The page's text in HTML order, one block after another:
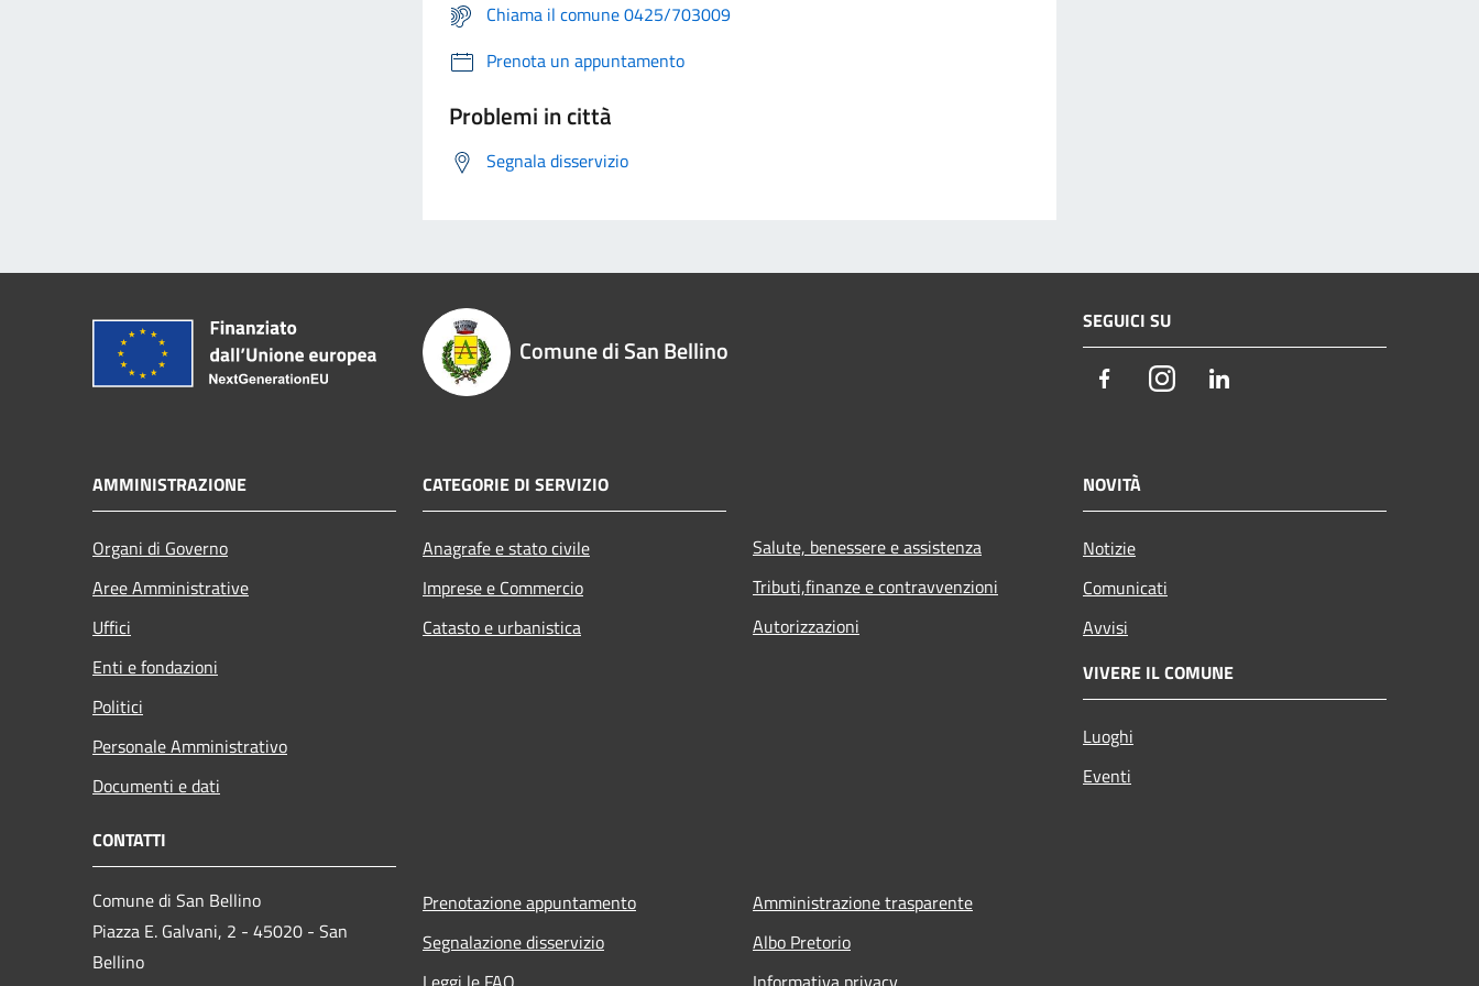
Chiama il comune 0425/703009
Prenota un appuntamento
Problemi in città
Segnala disservizio
Comune di San Bellino
SEGUICI SU
FacebookInstagram
AMMINISTRAZIONE
Organi di Governo
Aree Amministrative
Uffici
Enti e fondazioni
Politici
Personale Amministrativo
Documenti e dati
CATEGORIE DI SERVIZIO
Anagrafe e stato civile
Imprese e Commercio
Catasto e urbanistica
Salute, benessere e assistenza
Tributi,finanze e contravvenzioni
Autorizzazioni
NOVITÀ
Notizie
Comunicati
Avvisi
VIVERE IL COMUNE
Luoghi
Eventi
CONTATTI
Comune di San Bellino
Piazza E. Galvani, 2 - 45020 - San
Bellino
Prenotazione appuntamento
Segnalazione disservizio
Amministrazione trasparente
Albo Pretorio